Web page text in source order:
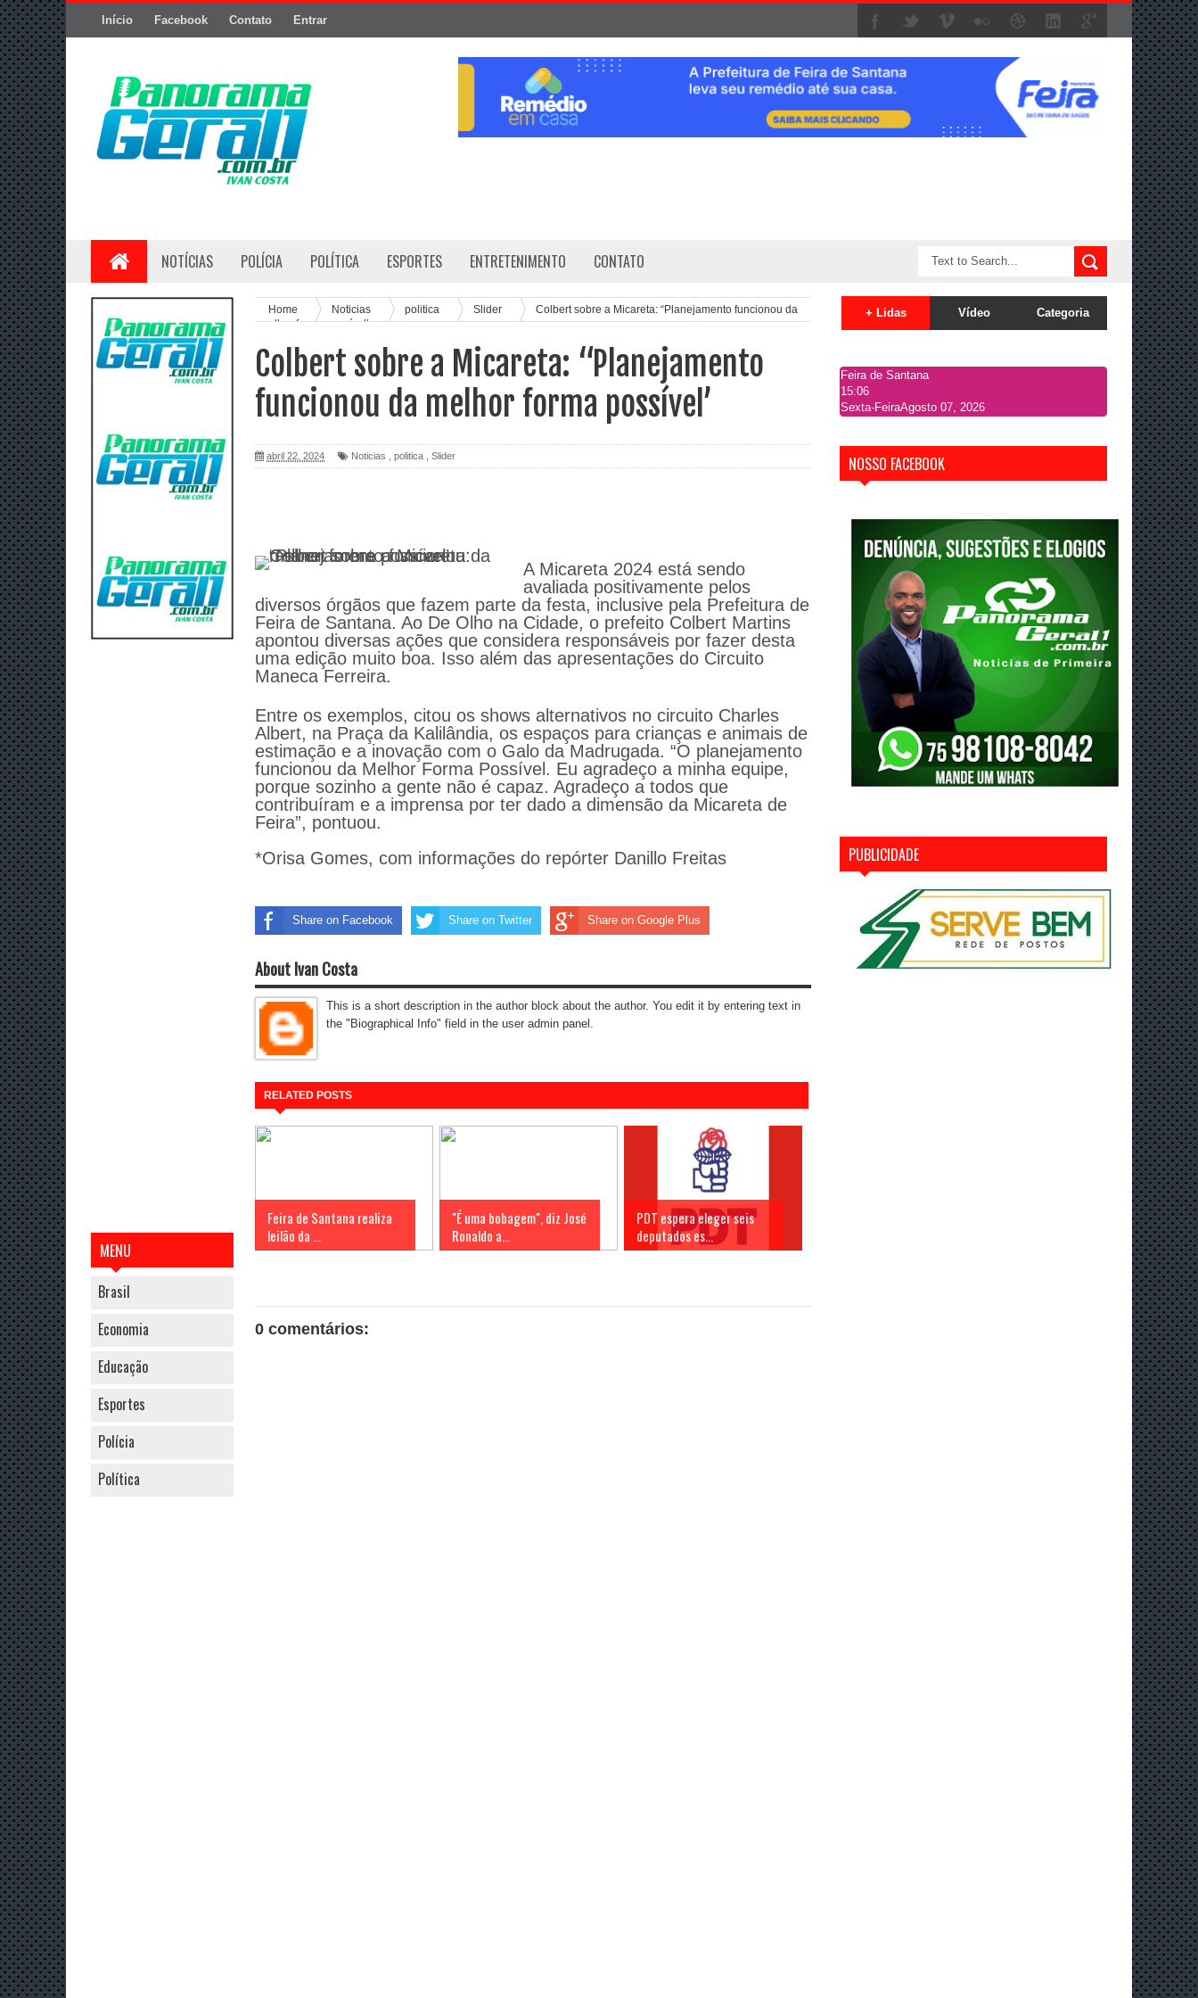
Início Facebook Contato Entrar
NOTÍCIAS POLÍCIA POLÍTICA ESPORTES ENTRETENIMENTO CONTATO
MENU
Brasil
Economia
Educação
Esportes
Polícia
Política
Home Noticias politica Slider
Colbert sobre a Micareta: “Planejamento funcionou da
melhor forma possível’
Colbert sobre a Micareta: “Planejamento
funcionou da melhor forma possível’
abril 22, 2024 Noticias politica Slider
A Micareta 2024 está sendo
avaliada positivamente pelos
diversos órgãos que fazem parte da festa, inclusive pela Prefeitura de
Feira de Santana. Ao De Olho na Cidade, o prefeito Colbert Martins
apontou diversas ações que considera responsáveis por fazer desta
uma edição muito boa. Isso além das apresentações do Circuito
Maneca Ferreira.
Entre os exemplos, citou os shows alternativos no circuito Charles
Albert, na Praça da Kalilândia, os espaços para crianças e animais de
estimação e a inovação com o Galo da Madrugada. “O planejamento
funcionou da Melhor Forma Possível. Eu agradeço a minha equipe,
porque sozinho a gente não é capaz. Agradeço a todos que
contribuíram e a imprensa por ter dado a dimensão da Micareta de
Feira”, pontuou.
*Orisa Gomes, com informações do repórter Danillo Freitas
Share on Facebook Share on Twitter Share on Google Plus
About Ivan Costa
This is a short description in the author block about the author. You edit it by entering text in
the "Biographical Info" field in the user admin panel.
RELATED POSTS
Feira de Santana realiza
leilão da ...
"É uma bobagem", diz José
Ronaldo a...
PDT espera eleger seis
deputados es...
0 comentários:
+ Lidas Vídeo Categoria
Feira de Santana
15:06
Sexta-FeiraAgosto 07, 2026
NOSSO FACEBOOK
PUBLICIDADE